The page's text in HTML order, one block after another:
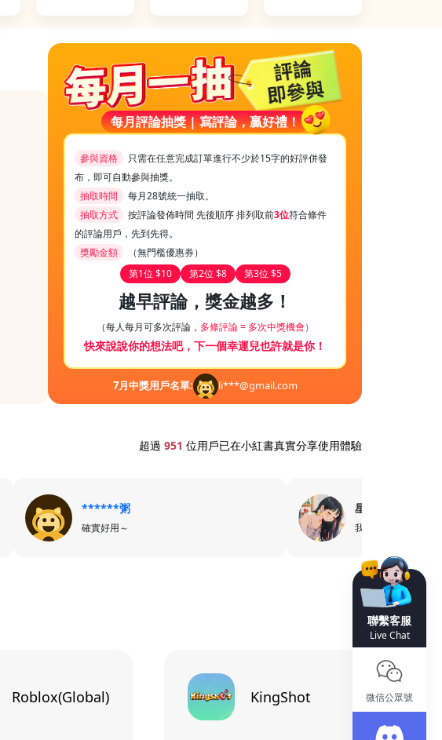
每月評論抽獎 | 寫評論，贏好禮！
參與資格
只需在任意完成訂單進行不少於15字的好評併發
布，即可自動參與抽獎。
抽取時間
每月28號統一抽取。
抽取方式
按評論發佈時間 先後順序 排列取前3位符合條件
的評論用戶，先到先得。
獎勵金額
（無門檻優惠券）
第1位 $10
第2位 $8 第3位 $5
越早評論，獎金越多！
（每人每月可多次評論， 多條評論 = 多次中獎機會）
快來說說你的想法吧，下一個幸運兒也許就是你！
7
7月中獎用戶名單: li***@gmail.com
超過 951 位用戶已在小紅書真實分享使用體驗
******粥
確實好用～
星***7
我只用卡樂卡
Roblox(Global) KingShot
聯繫客服
Live Chat
微信公眾號